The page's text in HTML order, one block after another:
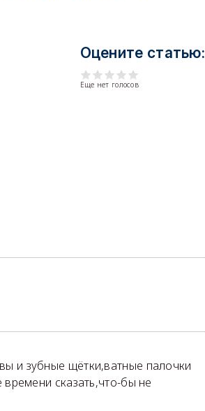
Оцените статью:
Еще нет голосов
и зубные щётки,ватные палочки
сказать,что-бы не